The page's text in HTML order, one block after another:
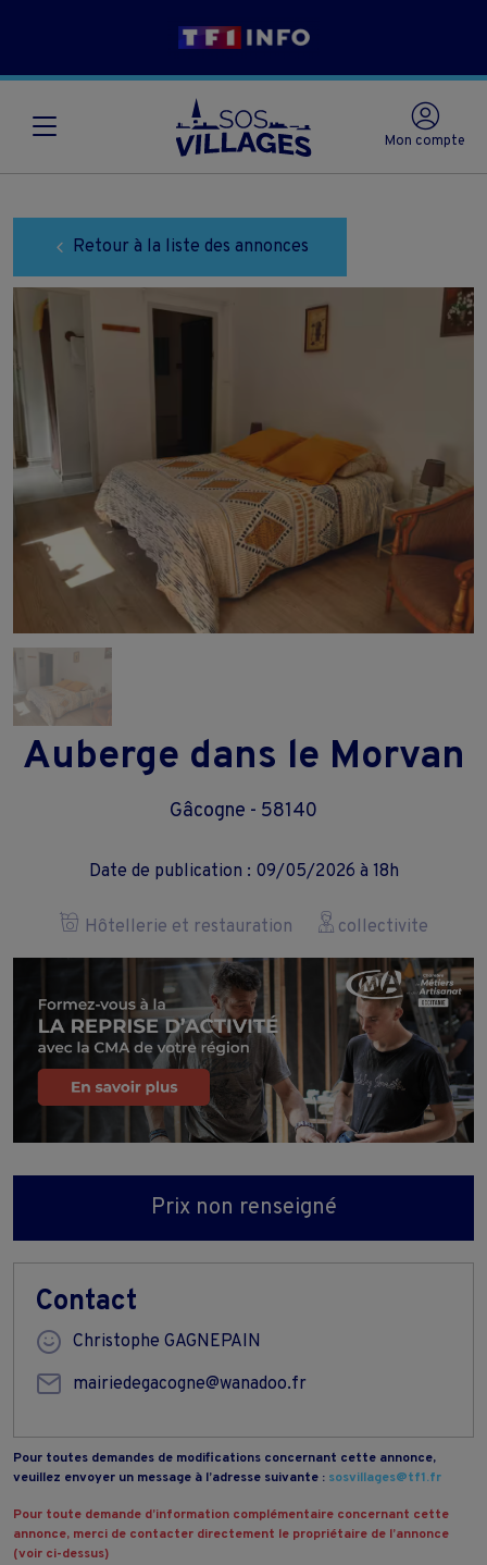
Mon compte
Retour à la liste des annonces
Auberge dans le Morvan
Gâcogne - 58140
Date de publication : 09/05/2026 à 18h
Hôtellerie et restauration collectivite
Prix non renseigné
Contact
Christophe GAGNEPAIN
mairiedegacogne@wanadoo.fr
Pour toutes demandes de modifications concernant cette annonce,
veuillez envoyer un message à l’adresse suivante : sosvillages@tf1.fr
Pour toute demande d’information complémentaire concernant cette
annonce, merci de contacter directement le propriétaire de l’annonce
(voir ci-dessus)